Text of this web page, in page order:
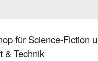
für Science-Fiction
& Technik